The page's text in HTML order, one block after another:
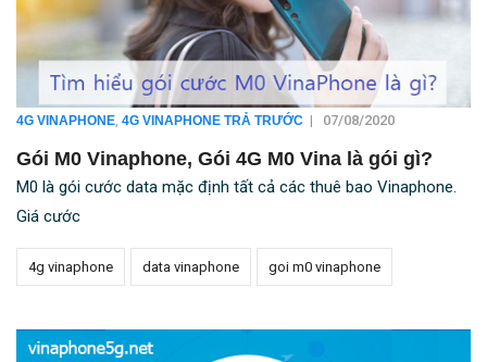
4G VINAPHONE 4G VINAPHONE TRẢ TRƯỚC | 07/08/2020
Gói M0 Vinaphone, Gói 4G M0 Vina là gói gì?
M0 là gói cước data mặc định tất cả các thuê bao Vinaphone.
Giá cước
4g vinaphone data vinaphone goi m0 vinaphone